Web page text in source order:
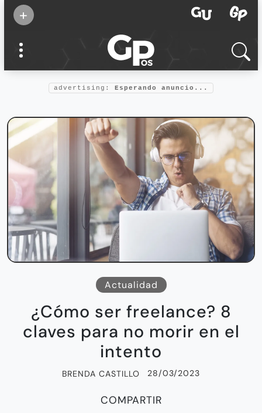
+
confianza
Foro salud
advertising: Esperando anuncio...
Actualidad
¿Cómo ser freelance? 8
claves para no morir en el
intento
BRENDA CASTILLO 28/03/2023
COMPARTIR